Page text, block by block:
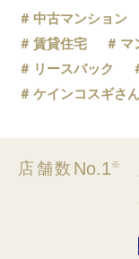
中古マンション
賃貸住宅
マ
リースバック
ケインコスギさ
店舗数 No.1※